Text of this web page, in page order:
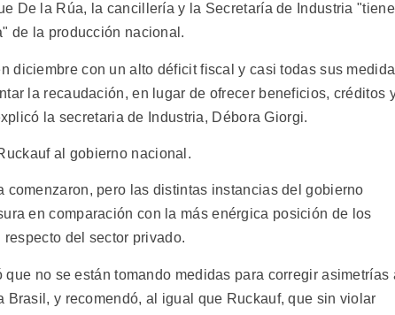
De la Rúa, la cancillería y la Secretaría de Industria
de la producción nacional.
diciembre con un alto déficit fiscal y casi todas sus
la recaudación, en lugar de ofrecer beneficios, créditos
la secretaria de Industria, Débora Giorgi.
al gobierno nacional.
comenzaron, pero las distintas instancias del gobierno
en comparación con la más enérgica posición de los
del sector privado.
no se están tomando medidas para corregir asimetrías
Brasil, y recomendó, al igual que Ruckauf, que sin violar